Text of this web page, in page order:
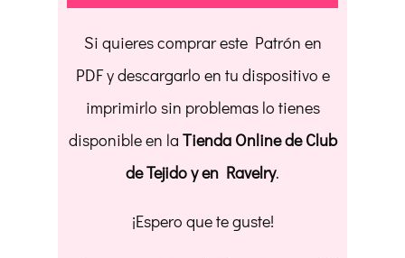
Si quieres comprar este Patrón en
PDF y descargarlo en tu dispositivo e
imprimirlo sin problemas lo tienes
disponible en la Tienda Online de Club
de Tejido y en Ravelry.
¡Espero que te guste!